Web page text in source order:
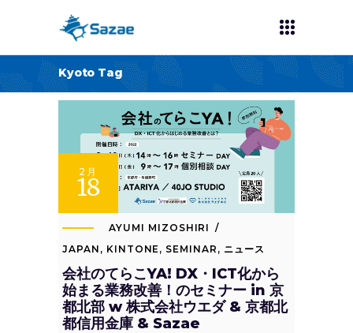
Kyoto Tag
2月
18
AYUMI MIZOSHIRI
JAPAN , KINTONE, SEMINAR , ニュース
会社のてらこYA! DX・ICT化から
始まる業務改善！のセミナー in 京
都北部 w 株式会社ウエダ & 京都北
都信用金庫 & Sazae